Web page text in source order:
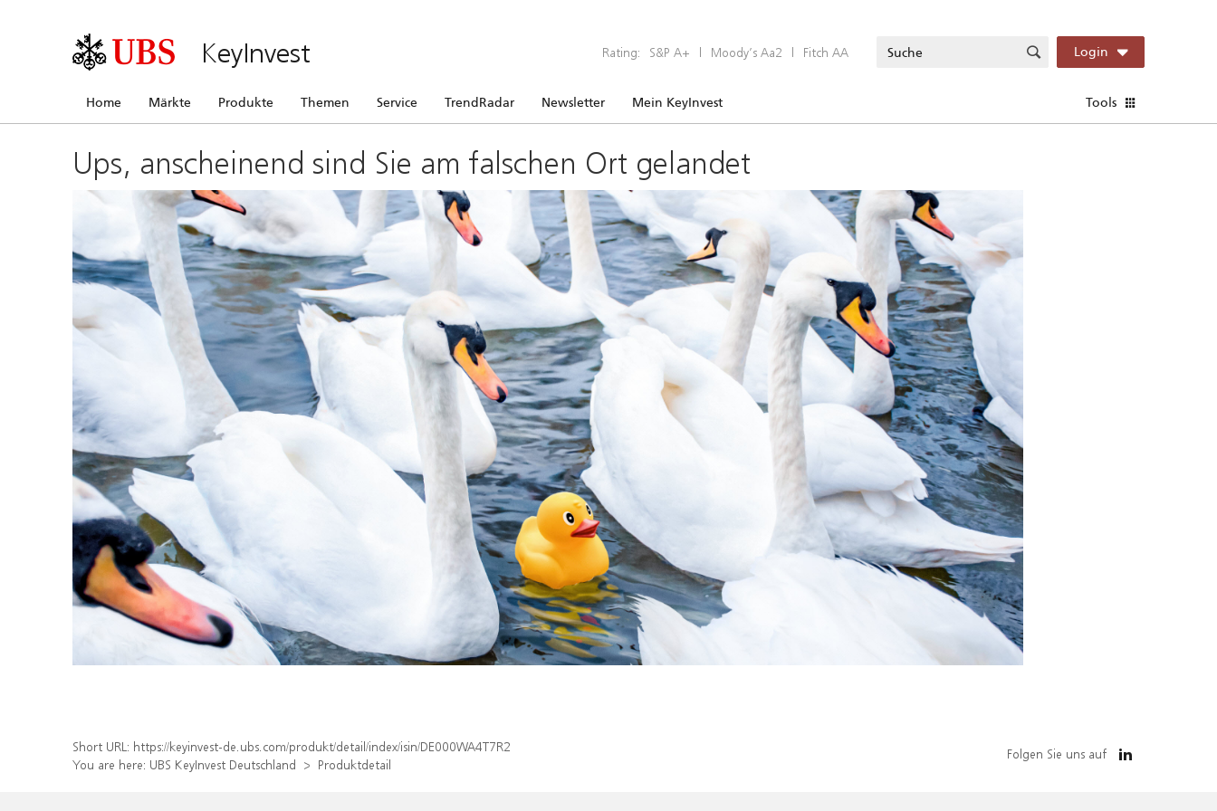
KeyInvest Rating: S&P A+ | Moody’s Aa2 | Fitch AA Login
Home Märkte Produkte Themen Service TrendRadar Newsletter Mein KeyInvest Tools
Ups, anscheinend sind Sie am falschen Ort gelandet
Short URL: https://keyinvest-de.ubs.com/produkt/detail/index/isin/DE000WA4T7R2
You are here: UBS KeyInvest Deutschland Produktdetail
Folgen Sie uns auf